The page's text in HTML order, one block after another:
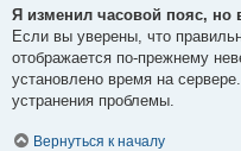
Я изменил часовой пояс, но
Если вы уверены, что
отображается по-прежнему
установлено время на
устранения проблемы.
Вернуться к началу